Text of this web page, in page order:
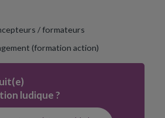
/ formateurs
(formation action)
ludique ?